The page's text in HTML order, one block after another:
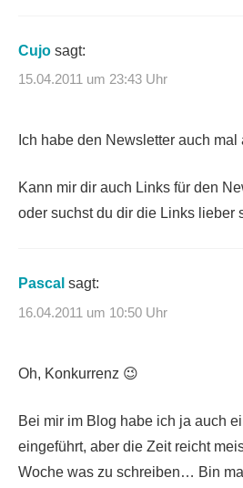
Cujo sagt:
15.04.2011 um 23:43 Uhr
Ich habe den Newsletter auch mal
Kann mir dir auch Links für den
oder suchst du dir die Links lieber
Pascal sagt:
16.04.2011 um 10:50 Uhr
Oh, Konkurrenz 😉
Bei mir im Blog habe ich ja auch
eingeführt, aber die Zeit reicht
Woche was zu schreiben… Bin